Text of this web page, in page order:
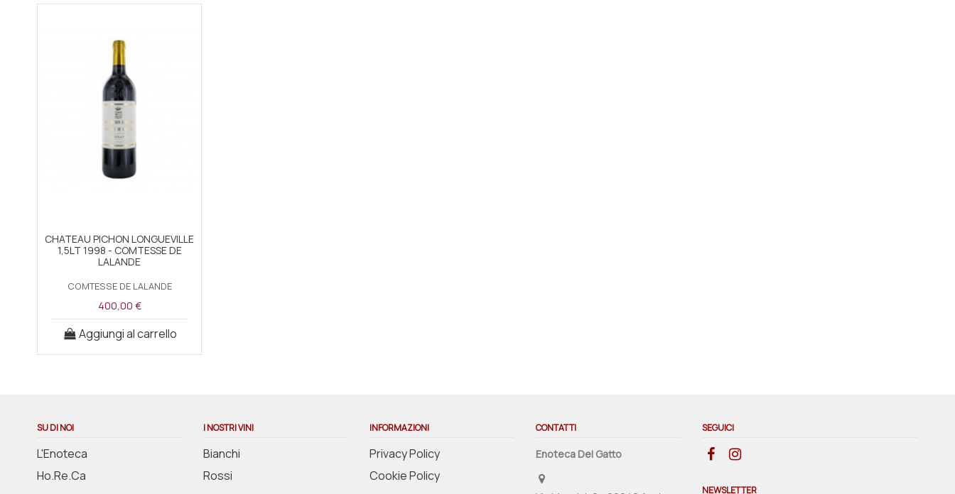
CHATEAU PICHON LONGUEVILLE
1,5LT 1998 - COMTESSE DE
LALANDE
COMTESSE DE LALANDE
400,00 €
Aggiungi al carrello
SU DI NOI
L'Enoteca
Ho.Re.Ca
I NOSTRI VINI
Bianchi
Rossi
INFORMAZIONI
Privacy Policy
Cookie Policy
CONTATTI
Enoteca Del Gatto
SEGUICI
NEWSLETTER